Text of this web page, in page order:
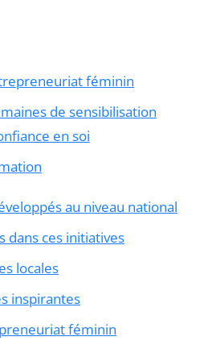
féminin
de sensibilisation
en soi
au niveau national
dans ces initiatives
locales
inspirantes
féminin